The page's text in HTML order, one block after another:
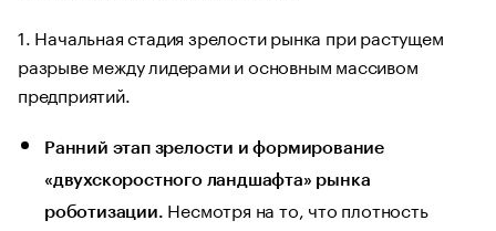
1. Начальная стадия зрелости рынка при растущем
разрыве между лидерами и основным массивом
предприятий.
Ранний этап зрелости и формирование
«двухскоростного ландшафта» рынка
роботизации. Несмотря на то, что плотность